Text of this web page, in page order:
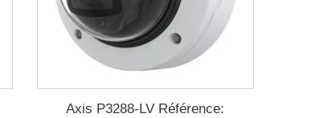
Axis P3288-LV Référence: